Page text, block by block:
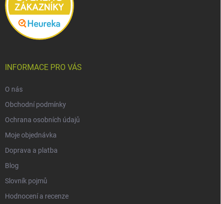
INFORMACE PRO VÁS
O nás
Obchodní podmínky
Ochrana osobních údajů
Moje objednávka
Doprava a platba
Blog
Slovník pojmů
Hodnocení a recenze